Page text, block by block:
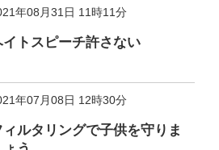
年08月31日 11時11分
イトスピーチ許さない
年07月08日 12時30分
ィルタリングで子供を守りま